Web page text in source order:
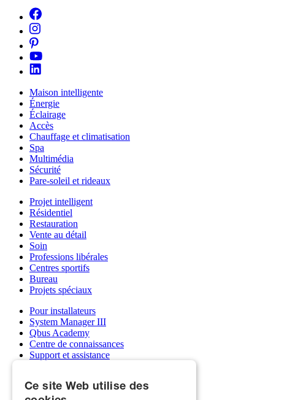
Maison intelligente
Énergie
Éclairage
Accès
Chauffage et climatisation
Spa
Multimédia
Sécurité
Pare-soleil et rideaux
Projet intelligent
Résidentiel
Restauration
Vente au détail
Soin
Professions libérales
Centres sportifs
Bureau
Projets spéciaux
Pour installateurs
System Manager III
Qbus Academy
Centre de connaissances
Support et assistance
Devenez installateur
Ce site Web utilise des